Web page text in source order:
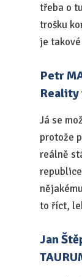
třeba o
trošku
je
Petr
Reality
Já se
protože
reálně
to říct,
Jan